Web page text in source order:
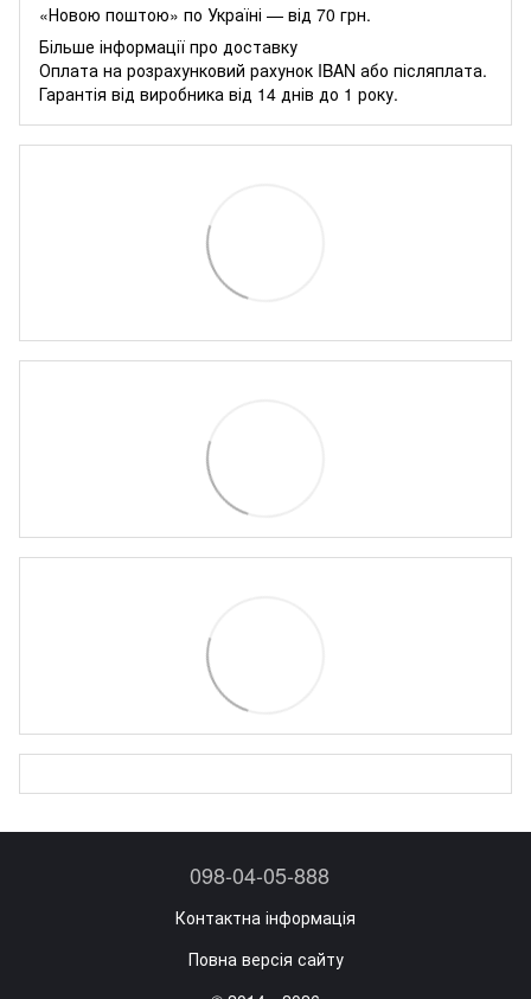
«Новою поштою» по Україні — від 70 грн.
Більше інформації про доставку
Оплата на розрахунковий рахунок IBAN або післяплата.
Гарантія від виробника від 14 днів до 1 року.
098-04-05-888
Контактна інформація
Повна версія сайту